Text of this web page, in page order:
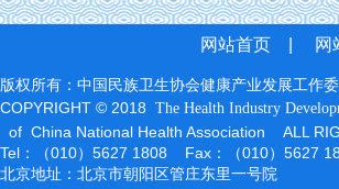
版权所有：中国民族卫生协会健康产业发展工作
COPYRIGHT © 2018 The Health Industry
of China National Health Association ALL
Tel：（010）5627 1808 Fax：（010）5627
北京地址：北京市朝阳区管庄东里一
网站首页 网